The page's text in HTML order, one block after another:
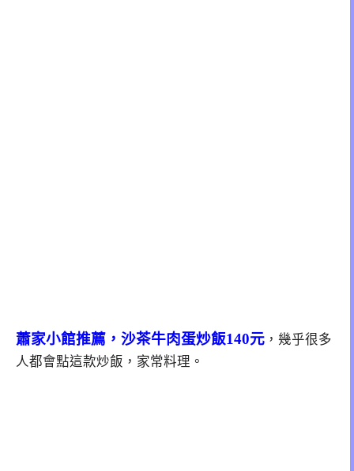
蕭家小館推薦，沙茶牛肉蛋炒飯140元 ，幾乎很多
人都會點這款炒飯，家常料理。